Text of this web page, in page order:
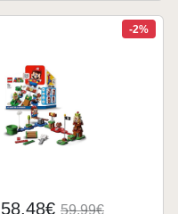
Unidad (Elegido al
-2%
58,48€ 59,99€